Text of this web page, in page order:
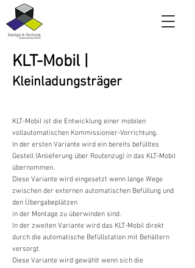
KLT-Mobil |
Kleinladungsträger
KLT-Mobil ist die Entwicklung einer mobilen
vollautomatischen Kommissionier-Vorrichtung.
In der ersten Variante wird ein bereits befülltes
Gestell (Anlieferung über Routenzug) in das KLT-Mobil
übernommen.
Diese Variante wird eingesetzt wenn lange Wege
zwischen der externen automatischen Befüllung und
den Übergabeplätzen
in der Montage zu überwinden sind.
In der zweiten Variante wird das KLT-Mobil direkt
durch die automatische Befüllstation mit Behältern
versorgt.
Diese Variante wird gewählt wenn sich die